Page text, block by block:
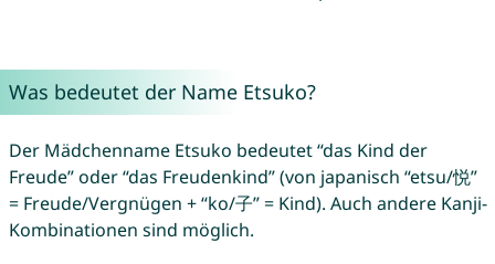
Was bedeutet der Name Etsuko?
Der Mädchenname Etsuko bedeutet “das Kind der
Freude” oder “das Freudenkind” (von japanisch “etsu/悦”
= Freude/Vergnügen + “ko/子” = Kind). Auch andere Kanji-
Kombinationen sind möglich.